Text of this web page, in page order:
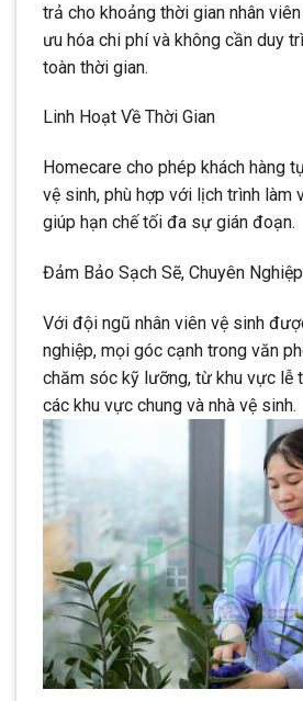
trả cho khoảng thời gian nhân
ưu hóa chi phí và không cần duy
toàn thời gian.
Linh Hoạt Về Thời Gian
Homecare cho phép khách hàng
vệ sinh, phù hợp với lịch trình làm
giúp hạn chế tối đa sự gián đoạn.
Đảm Bảo Sạch Sẽ, Chuyên Nghiệp
Với đội ngũ nhân viên vệ sinh
nghiệp, mọi góc cạnh trong văn
chăm sóc kỹ lưỡng, từ khu vực lễ
các khu vực chung và nhà vệ sinh.